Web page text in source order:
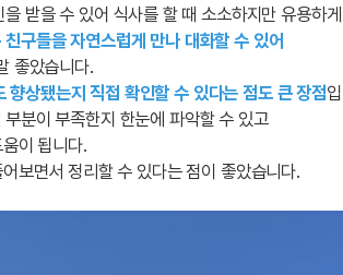
받을 수 있어 식사를 할 때 소소하지만 유용하
구들을 자연스럽게 만나 대화할 수 있어
좋았습니다.
됐는지 직접 확인할 수 있다는 점도 큰 장점
분이 부족한지 한눈에 파악할 수 있고
이 됩니다.
보면서 정리할 수 있다는 점이 좋았습니다.